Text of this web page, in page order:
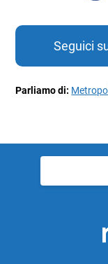
Seguici
Parliamo di:
per: